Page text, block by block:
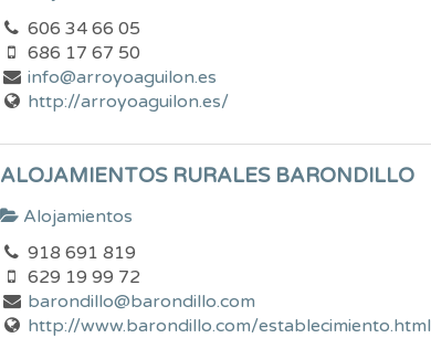
606 34 66 05
686 17 67 50
info@arroyoaguilon.es
http://arroyoaguilon.es/
ALOJAMIENTOS RURALES BARONDILLO
Alojamientos
918 691 819
629 19 99 72
barondillo@barondillo.com
http://www.barondillo.com/establecimiento.html